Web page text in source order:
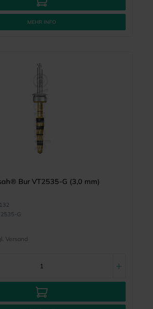
MEHR INFO
Bur VT2535-G (3,0 mm)
G
Versand